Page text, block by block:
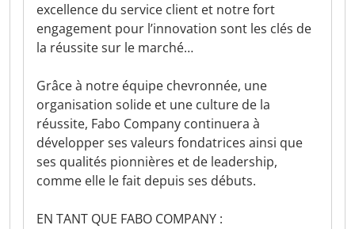
excellence du service client et notre fort
engagement pour l’innovation sont les clés de
la réussite sur le marché…
Grâce à notre équipe chevronnée, une
organisation solide et une culture de la
réussite, Fabo Company continuera à
développer ses valeurs fondatrices ainsi que
ses qualités pionnières et de leadership,
comme elle le fait depuis ses débuts.
EN TANT QUE FABO COMPANY :